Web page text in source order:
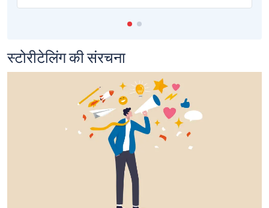
स्टोरीटेलिंग की संरचना